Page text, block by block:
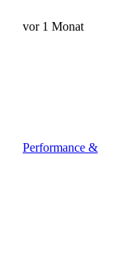
vor 1 Monat
Performance &